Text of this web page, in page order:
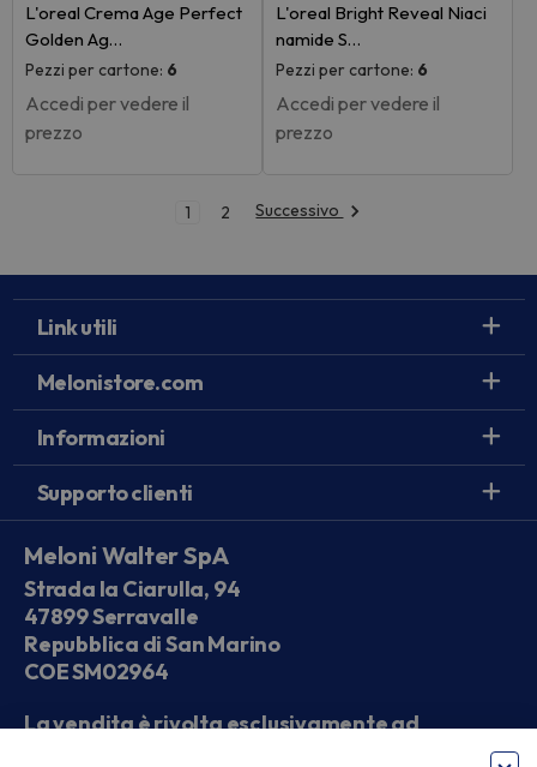
L'oreal Crema Age Perfect
Golden Ag…
Pezzi per cartone: 6
Accedi per vedere il
prezzo
L'oreal Bright Reveal Niaci
namide S…
Pezzi per cartone: 6
Accedi per vedere il
prezzo
1 2 Successivo
Link utili
Melonistore.com
Informazioni
Supporto clienti
Meloni Walter SpA
Strada la Ciarulla, 94
47899 Serravalle
Repubblica di San Marino
COE SM02964
La vendita è rivolta esclusivamente ad